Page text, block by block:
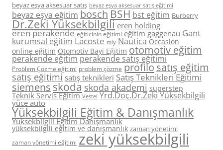
beyaz eşya aksesuar satış beyaz eşya aksesuar satış eğitimi
beyaz eşya eğitim boschBSH bst eğitim Burberry
Dr.Zeki Yüksekbilgili eren holding
eren perakende eğiticinin eğitimi eğitim gaggenau Gant
kurumsal eğitim Lacoste miy Nautica Occasion
online eğitim Otomotiv Bayi Eğitim otomotiv eğitim
perakende eğitim perakende satış eğitimi
Problem Çözme eğitimi problem çözme profilo satış eğitim
satış eğitimi satış teknikleri Satış Teknikleri Eğitimi
siemens skoda skoda akademi superstep
Teknik Servis Eğitim Vestel Yrd.Doç.Dr.Zeki Yüksekbilgili
yüce auto
Yüksekbilgili Eğitim & Danışmanlık
Yüksekbilgili Eğitim Danışmanlık
yüksekbilgili eğitim ve danışmanlık zaman yönetimi
zaman yönetimi eğitimi zeki yüksekbilgili